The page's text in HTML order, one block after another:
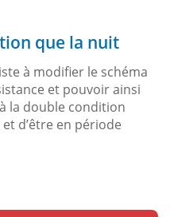
que la nuit
à modifier le schéma
et pouvoir ainsi
la double condition
et d’être en période